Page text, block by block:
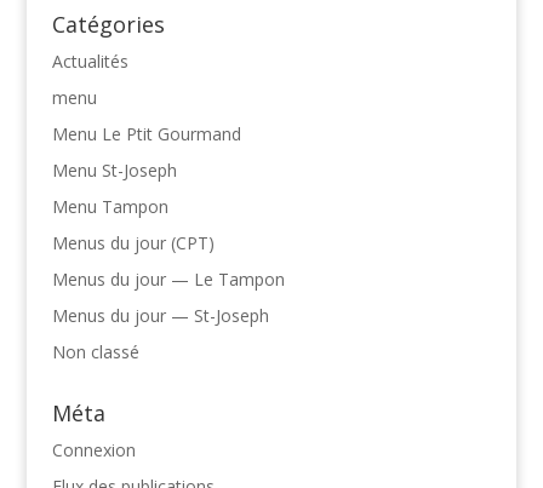
Catégories
Actualités
menu
Menu Le Ptit Gourmand
Menu St-Joseph
Menu Tampon
Menus du jour (CPT)
Menus du jour — Le Tampon
Menus du jour — St-Joseph
Non classé
Méta
Connexion